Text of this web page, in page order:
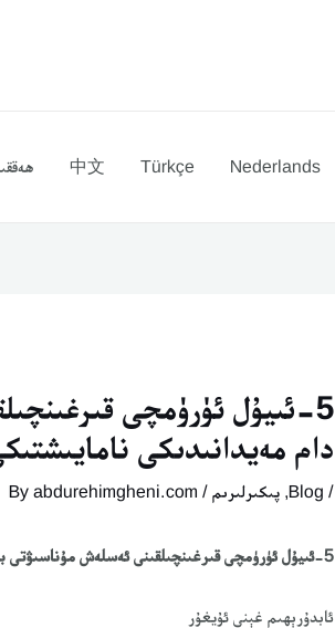
Nederlands
Türkçe
中文
5-ئىيۇل ئۈرۈمچى
دام مەيدانىدىكى
/
Blog
, پىكىرلىرىم/ By
abdurehimgheni.com
5-ئىيۇل ئۈرۈمچى قىرغىنچىلقىنى ئەسلەش مۇناسىۋتى بىلەن ئامىستېردام دام مەيدانىدىكى نامايىشتىكى نۇتۇقۇم
ئابدۇرېھىم غېنى ئۇيغۇر